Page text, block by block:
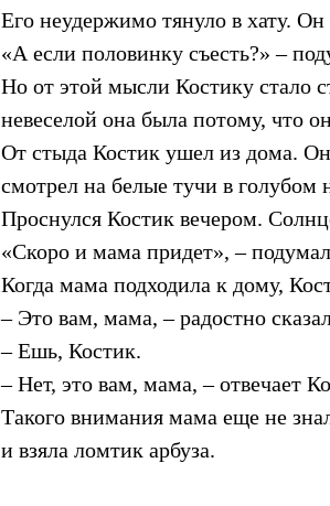
Его неудержимо тянуло в хату. Он
«А если половинку съесть?» –
Но от этой мысли Костику стало
невеселой она была потому, что
От стыда Костик ушел из дома.
смотрел на белые тучи в голубом
Проснулся Костик вечером.
«Скоро и мама придет», –
Когда мама подходила к дому,
– Это вам, мама, – радостно
– Ешь, Костик.
– Нет, это вам, мама, – отвечает
Такого внимания мама еще не
и взяла ломтик арбуза.